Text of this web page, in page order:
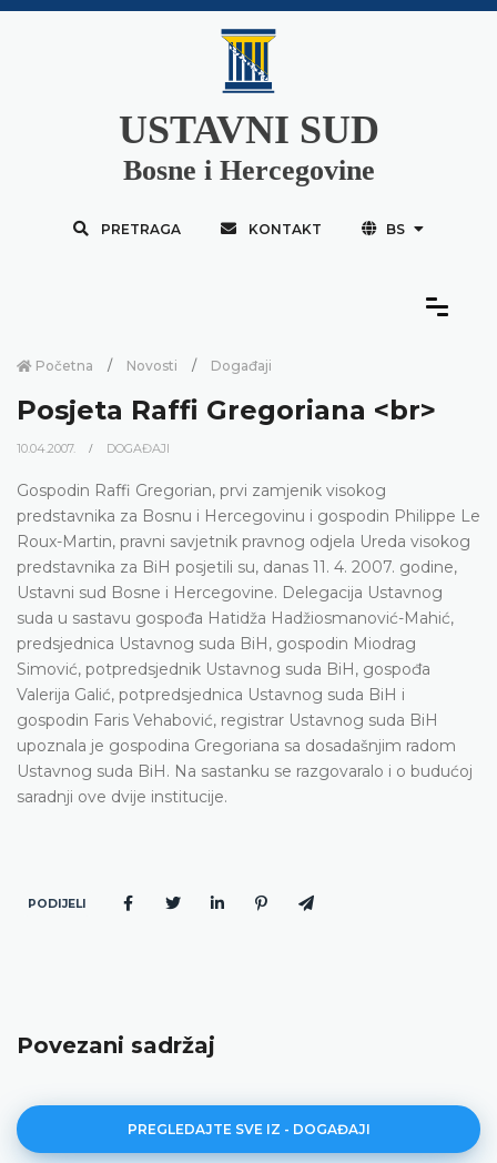
USTAVNI SUD
Bosne i Hercegovine
PRETRAGA KONTAKT BS
Početna Novosti Događaji
Posjeta Raffi Gregoriana <br>
10.04.2007. DOGAĐAJI
Gospodin Raffi Gregorian, prvi zamjenik visokog
predstavnika za Bosnu i Hercegovinu i gospodin Philippe Le
Roux-Martin, pravni savjetnik pravnog odjela Ureda visokog
predstavnika za BiH posjetili su, danas 11. 4. 2007. godine,
Ustavni sud Bosne i Hercegovine. Delegacija Ustavnog
suda u sastavu gospođa Hatidža Hadžiosmanović-Mahić,
predsjednica Ustavnog suda BiH, gospodin Miodrag
Simović, potpredsjednik Ustavnog suda BiH, gospođa
Valerija Galić, potpredsjednica Ustavnog suda BiH i
gospodin Faris Vehabović, registrar Ustavnog suda BiH
upoznala je gospodina Gregoriana sa dosadašnjim radom
Ustavnog suda BiH. Na sastanku se razgovaralo i o budućoj
saradnji ove dvije institucije.
PODIJELI
Povezani sadržaj
PREGLEDAJTE SVE IZ - DOGAĐAJI